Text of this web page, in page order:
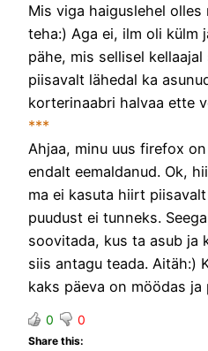
Mis viga haiguslehel
teha:) Aga ei, ilm oli külm
pähe, mis sellisel
piisavalt lähedal ka
korterinaabri halvaa ette
***
Ahjaa, minu uus firefox
endalt eemaldanud. Ok,
ma ei kasuta hiirt
puudust ei tunneks.
soovitada, kus ta asub ja
siis antagu teada. Aitäh:)
kaks päeva on möödas ja
0 0
Share this: